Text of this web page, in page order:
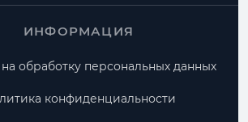
ИНФОРМАЦИЯ
обработку персональных данных
конфиденциальности